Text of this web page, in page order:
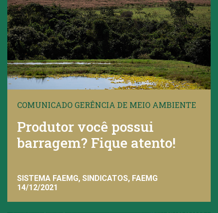
COMUNICADO GERÊNCIA DE MEIO AMBIENTE
Produtor você possui
barragem? Fique atento!
SISTEMA FAEMG, SINDICATOS, FAEMG
14/12/2021